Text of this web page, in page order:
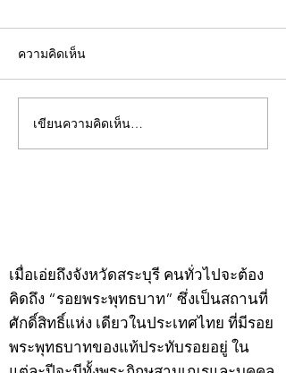
คอลัมน์"จับชีพจรวงการ
พระ"ประจำพุธที่ 29
ความคิดเห็น
เขียนความคิดเห็น…
เมื่อเอ่ยถึงจังหวัดสระบุรี คนทั่วไปจะต้อง
คิดถึง “รอยพระพุทธบาท” ซึ่งเป็นสถานที่
ศักดิ์สิทธิ์แห่ง เดียวในประเทศไทย ที่มีรอย
พระพุทธบาทของแท้ประทับรอยอยู่ ใน